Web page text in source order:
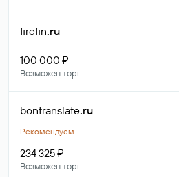
firefin.ru
100 000 ₽
Возможен торг
bontranslate.ru
Рекомендуем
234 325 ₽
Возможен торг